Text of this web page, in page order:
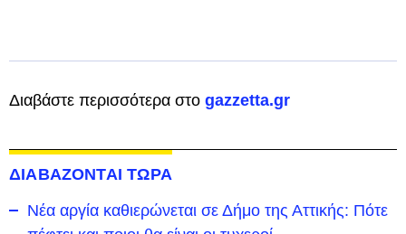
Διαβάστε περισσότερα στο gazzetta.gr
ΔΙΑΒΑΖΟΝΤΑΙ ΤΩΡΑ
Νέα αργία καθιερώνεται σε Δήμο της Αττικής: Πότε